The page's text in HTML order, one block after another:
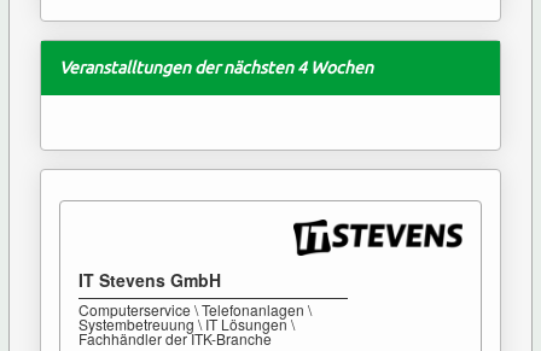
Veranstalltungen der nächsten 4 Wochen
IT Stevens GmbH
Computerservice \ Telefonanlagen \
Systembetreuung \ IT Lösungen \
Fachhändler der ITK-Branche